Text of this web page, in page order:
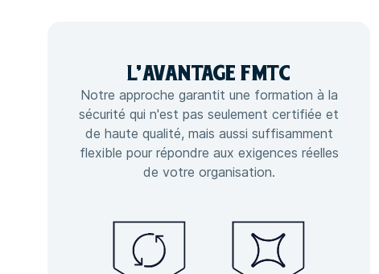
L'AVANTAGE FMTC
Notre approche garantit une formation à la
sécurité qui n'est pas seulement certifiée et
de haute qualité, mais aussi suffisamment
flexible pour répondre aux exigences réelles
de votre organisation.